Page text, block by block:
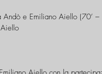
Andò e Emiliano Aiello (70’